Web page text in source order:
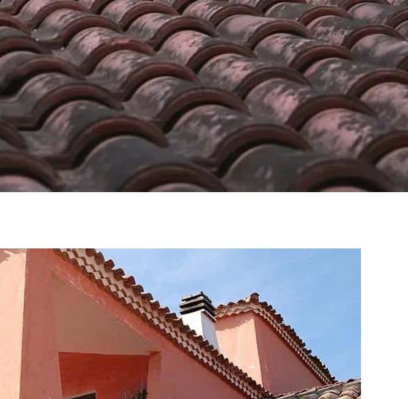
toute entière. Donc, il est
la nettoyer de temps à autre. Se
chanceux parce qu’une entreprise qui
à Porta a des couvreurs géniaux
et performance de votre tuile. Mais
conforme à votre sécurité quotidienne.
votre tuile sera réparée à la perfection
Ayant plusieurs années d'expérience dans le
l’entreprise de couverture Brun renovation et toute
proposent des prestations haut de gamme et
circonstances. Nous prenons en main tous vos
toiture que vous soyez particuliers ou
contacter à tout moment pour vos réparations
réputés pour nos interventions rapide et efficace
66760. Ainsi, pour pouvoir bénéficier d’un résultat
normes, n’hésitez pas à contacter notre entreprise
renovation.